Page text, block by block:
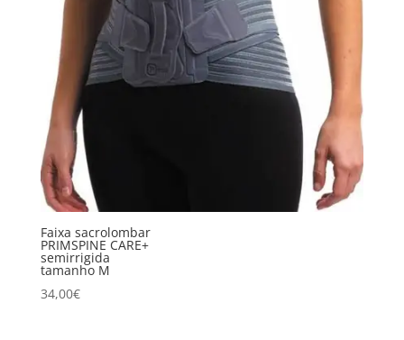
Faixa sacrolombar
PRIMSPINE CARE+
semirrigida
tamanho M
34,00€